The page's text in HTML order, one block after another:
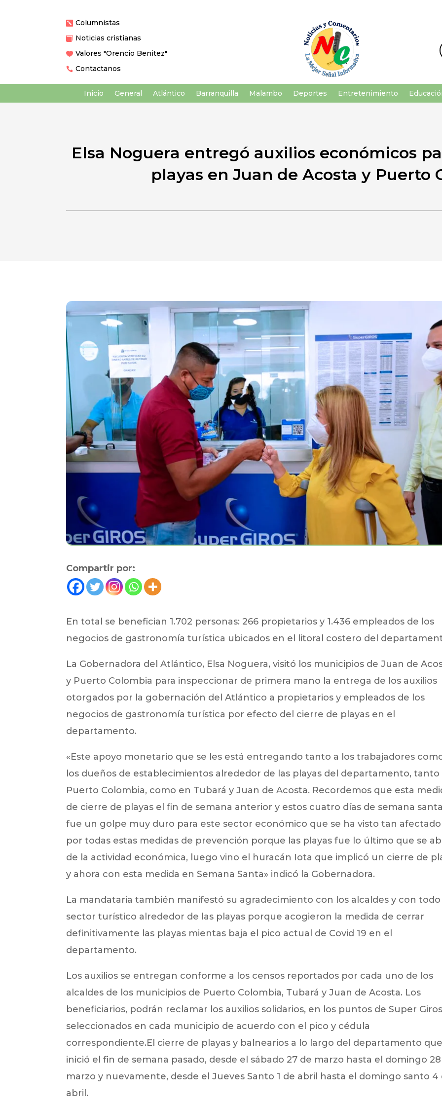
 Columnistas
 Noticias cristianas
 Valores "Orencio Benitez"
 Contactanos
Inicio General Atlántico Barranquilla Malambo Deportes Entretenimiento
Elsa Noguera entregó auxilios económicos
playas en Juan de Acosta y Puerto
Compartir por:
En total se benefician 1.702 personas: 266 propietarios y 1.436 empleados de los
negocios de gastronomía turística ubicados en el litoral costero del
La Gobernadora del Atlántico, Elsa Noguera, visitó los municipios de Juan de
y Puerto Colombia para inspeccionar de primera mano la entrega de los auxilios
otorgados por la gobernación del Atlántico a propietarios y empleados de los
negocios de gastronomía turística por efecto del cierre de playas en el
departamento.
«Este apoyo monetario que se les está entregando tanto a los trabajadores
los dueños de establecimientos alrededor de las playas del departamento,
Puerto Colombia, como en Tubará y Juan de Acosta. Recordemos que esta
de cierre de playas el fin de semana anterior y estos cuatro días de semana
fue un golpe muy duro para este sector económico que se ha visto tan afectado
por todas estas medidas de prevención porque las playas fue lo último que se
de la actividad económica, luego vino el huracán Iota que implicó un cierre de
y ahora con esta medida en Semana Santa» indicó la Gobernadora.
La mandataria también manifestó su agradecimiento con los alcaldes y con
sector turístico alrededor de las playas porque acogieron la medida de cerrar
definitivamente las playas mientas baja el pico actual de Covid 19 en el
departamento.
Los auxilios se entregan conforme a los censos reportados por cada uno de los
alcaldes de los municipios de Puerto Colombia, Tubará y Juan de Acosta. Los
beneficiarios, podrán reclamar los auxilios solidarios, en los puntos de Super
seleccionados en cada municipio de acuerdo con el pico y cédula
correspondiente.El cierre de playas y balnearios a lo largo del departamento
inició el fin de semana pasado, desde el sábado 27 de marzo hasta el domingo
marzo y nuevamente, desde el Jueves Santo 1 de abril hasta el domingo santo 4
abril.